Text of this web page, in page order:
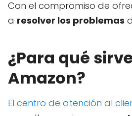
Con el compromiso de
a resolver los problemas
¿Para qué
Amazon?
El centro de atención al